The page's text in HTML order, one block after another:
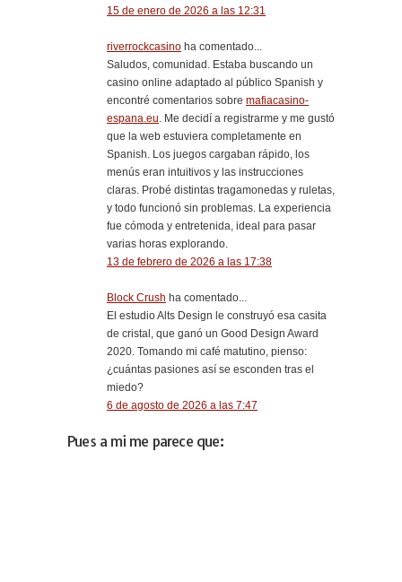
15 de enero de 2026 a las 12:31
riverrockcasino ha comentado...
Saludos, comunidad. Estaba buscando un
casino online adaptado al público Spanish y
encontré comentarios sobre mafiacasino-
espana.eu . Me decidí a registrarme y me gustó
que la web estuviera completamente en
Spanish. Los juegos cargaban rápido, los
menús eran intuitivos y las instrucciones
claras. Probé distintas tragamonedas y ruletas,
y todo funcionó sin problemas. La experiencia
fue cómoda y entretenida, ideal para pasar
varias horas explorando.
13 de febrero de 2026 a las 17:38
Block Crush ha comentado...
El estudio Alts Design le construyó esa casita
de cristal, que ganó un Good Design Award
2020. Tomando mi café matutino, pienso:
¿cuántas pasiones así se esconden tras el
miedo?
6 de agosto de 2026 a las 7:47
Pues a mi me parece que: